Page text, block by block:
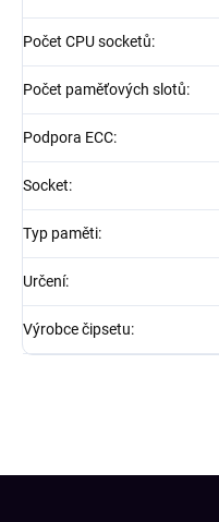
Počet CPU socketů:
Počet paměťových slotů:
Podpora ECC:
Socket:
Typ paměti:
Určení:
Výrobce čipsetu: